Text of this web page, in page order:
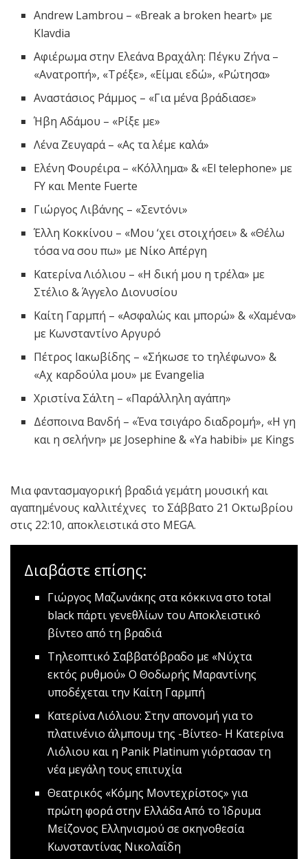
Andrew Lambrou – «Break a broken heart» με
Klavdia
Αφιέρωμα στην Ελεάνα Βραχάλη: Πέγκυ Ζήνα –
«Ανατροπή», «Τρέξε», «Είμαι εδώ», «Ρώτησα»
Αναστάσιος Ράμμος – «Για μένα βράδιασε»
Ήβη Αδάμου – «Ρίξε με»
Λένα Ζευγαρά – «Ας τα λέμε καλά»
Ελένη Φουρέιρα – «Κόλλημα» & «El telephone» με
FY και Mente Fuerte
Γιώργος Λιβάνης – «Σεντόνι»
Έλλη Κοκκίνου – «Μου ‘χει στοιχήσει» & «Θέλω
τόσα να σου πω» με Νίκο Απέργη
Κατερίνα Λιόλιου – «Η δική μου η τρέλα» με
Στέλιο & Άγγελο Διονυσίου
Καίτη Γαρμπή – «Ασφαλώς και μπορώ» & «Χαμένα»
με Κωνσταντίνο Αργυρό
Πέτρος Ιακωβίδης – «Σήκωσε το τηλέφωνo» &
«Αχ καρδούλα μου» με Evangelia
Χριστίνα Σάλτη – «Παράλληλη αγάπη»
Δέσποινα Βανδή – «Ένα τσιγάρο διαδρομή», «Η γη
και η σελήνη» με Josephine & «Ya habibi» με Kings
Μια φαντασμαγορική βραδιά γεμάτη μουσική και
αγαπημένους καλλιτέχνες το Σάββατο 21 Οκτωβρίου
στις 22:10, αποκλειστικά στο MEGA.
Διαβάστε επίσης:
Γιώργος Μαζωνάκης στα κόκκινα στο tοtal
black πάρτι γενεθλίων του Αποκλειστικό
βίντεο από τη βραδιά
Τηλεοπτικό Σαββατόβραδο με «Νύχτα
εκτός ρυθμού» O Θοδωρής Μαραντίνης
υποδέχεται την Καίτη Γαρμπή
Κατερίνα Λιόλιου: Στην απονομή για το
πλατινένιο άλμπουμ της -Βίντεο- Η Κατερίνα
Λιόλιου και η Panik Platinum γιόρτασαν τη
νέα μεγάλη τους επιτυχία
Θεατρικός «Κόμης Μοντεχρίστος» για
πρώτη φορά στην ΕλλάδαΑπό το Ίδρυμα
Μείζονος Ελληνισμού σε σκηνοθεσία
Κωνσταντίνας Νικολαΐδη